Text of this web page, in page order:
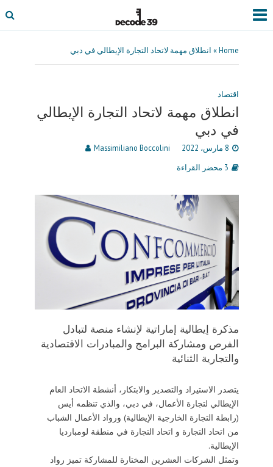
Home
» انطلاق مهمة لاتحاد التجارة الإيطالي في دبي
اقتصاد
انطلاق مهمة لاتحاد التجارة الإيطالي
في دبي
8 مارس، 2022
Massimiliano Boccolini
3 محضر القراءة
مذكرة إيطالية إماراتية لإنشاء منصة لتبادل
الفرص ومشاركة البرامج والمبادرات الاقتصادية
والتجارية الثنائية
يتصدر الاستيراد والتصدير والابتكار، أنشطة الاتحاد العام
الإيطالي لتجارة الأعمال، في دبي، والذي تنظمه أيس
(رابطة التجارة الخارجية الإيطالية) ورواد الأعمال الشباب
من اتحاد التجارة و اتحاد التجارة في منطقة لومبارديا
الإيطالية.
وتمثل الشركات العشرين المختارة للمشاركة تميز رواد